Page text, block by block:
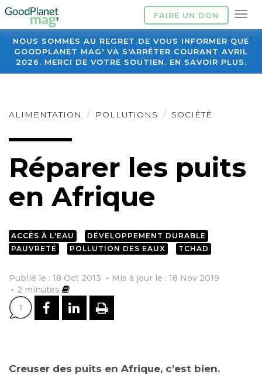
FAIRE UN DON
NOUS SOMMES AU REGRET DE VOUS INFORMER QUE
GOODPLANET MAG' VA S'ARRÊTER COURANT AVRIL
2026. MERCI DE VOTRE SOUTIEN. EN SAVOIR PLUS.
ALIMENTATION POLLUTIONS SOCIÉTÉ
Réparer les puits
en Afrique
ACCÈS À L'EAU
DÉVELOPPEMENT DURABLE
PAUVRETÉ
POLLUTION DES EAUX TCHAD
Publié le : 18 Oct 2013
Mis à jour le : 18 Nov 2019
2 minutes
1 PARTAGER SUR FACEBOOK
PARTAGER SUR
IMPRIMER
Creuser des puits en Afrique, c’est bien.